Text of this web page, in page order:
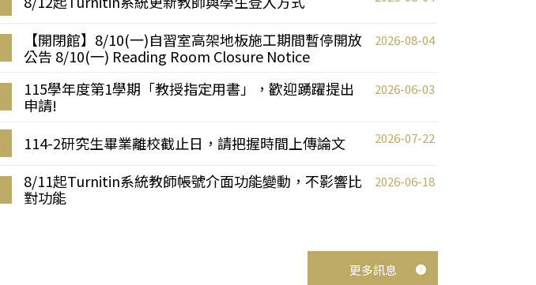
【開閉館】8/10(一)自習室高架地板施工期間暫停開放
公告 8/10(一) Reading Room Closure Notice
2026-08-04
115學年度第1學期「教授指定用書」，歡迎踴躍提出
申請!
2026-06-03
114-2研究生畢業離校截止日，請把握時間上傳論文 2026-07-22
8/11起Turnitin系統教師帳號介面功能變動，不影響比
對功能
2026-06-18
更多訊息